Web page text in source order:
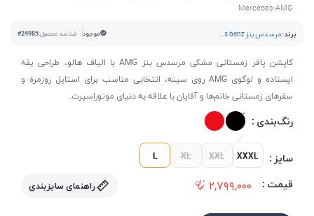
Mercedes-AMG
برند : مرسدس بنز mercedes benz موجود شناسه محصول:#24985
کاپشن پافر زمستانی مشکی مرسدس بنز AMG با الیاف هالو، طراحی یقه
ایستاده و لوگوی AMG روی سینه، انتخابی مناسب برای استایل روزمره و
سفرهای زمستانی خانم‌ها و آقایان با علاقه به دنیای موتوراسپرت.
رنگ‌بندی :
سایز : L XL XXL XXXL
قیمت : ۲,۷۹۹,۰۰۰ راهنمای سایزبندی